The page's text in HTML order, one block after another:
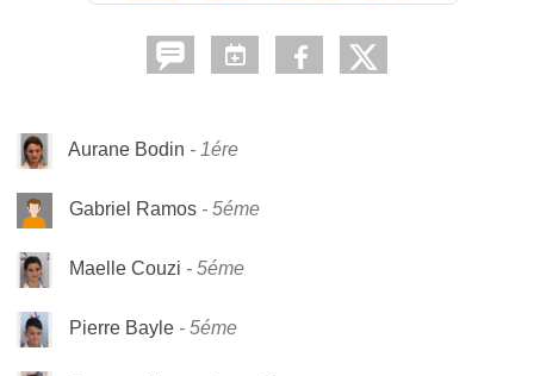
Aurane Bodin 1ére
Gabriel Ramos 5éme
Maelle Couzi 5éme
Pierre Bayle 5éme